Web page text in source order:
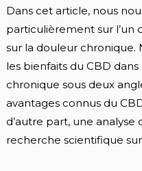
Dans cet article, nous
particulièrement sur l’un
sur la douleur chronique.
les bienfaits du CBD
chronique sous deux
avantages connus du
d’autre part, une analyse
recherche scientifique